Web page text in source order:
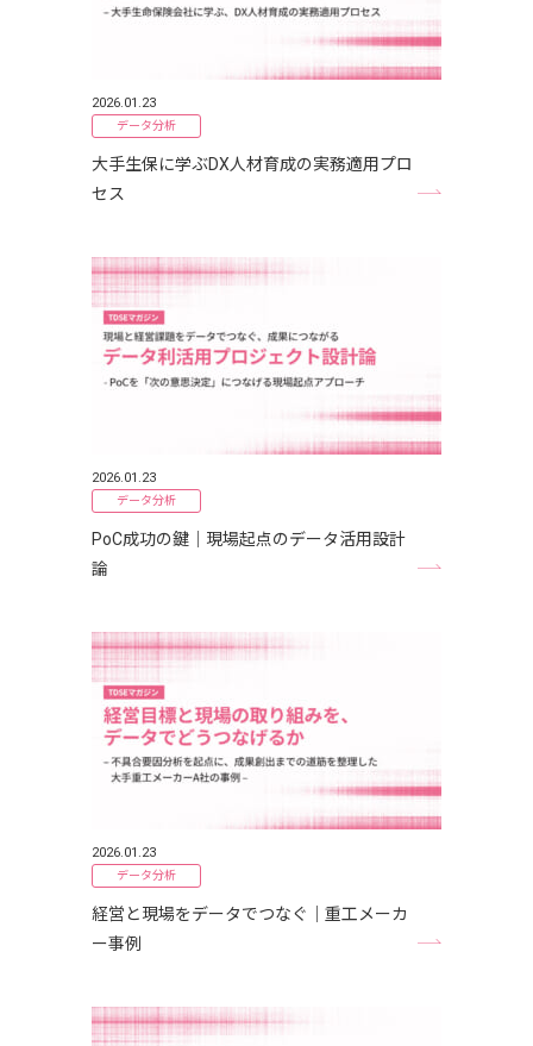
2026.01.23
データ分析
大手生保に学ぶDX人材育成の実務適用プロ
セス
2026.01.23
データ分析
PoC成功の鍵｜現場起点のデータ活用設計
論
2026.01.23
データ分析
経営と現場をデータでつなぐ｜重工メーカ
ー事例